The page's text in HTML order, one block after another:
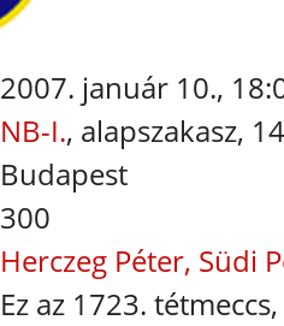
2007. január 10.,
NB-I., alapszakasz,
Budapest
300
Herczeg Péter, Südi
Ez az 1723.